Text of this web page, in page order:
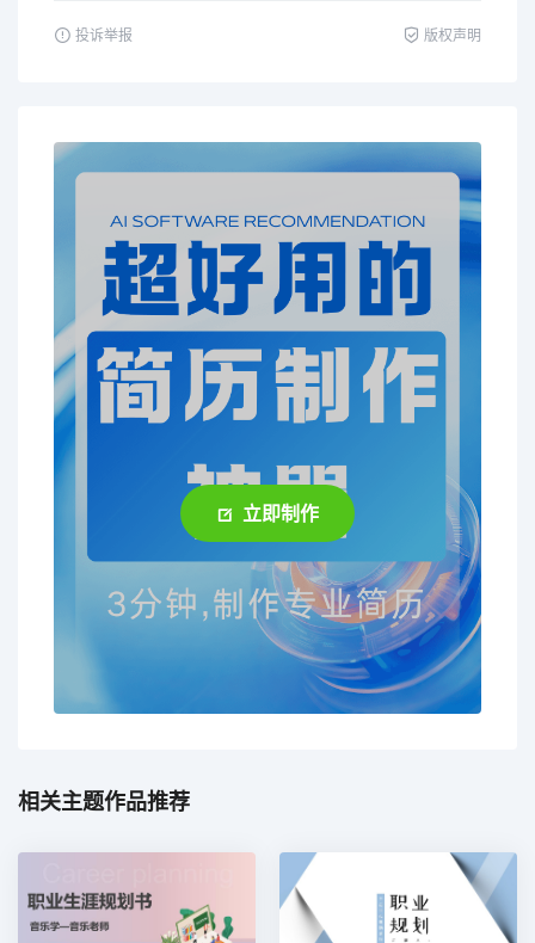
投诉举报 版权声明
立即制作
相关主题作品推荐